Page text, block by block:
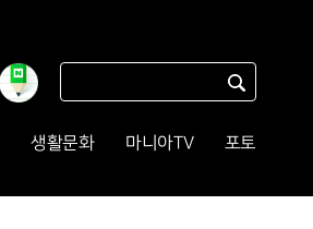
생활문화 마니아TV 포토